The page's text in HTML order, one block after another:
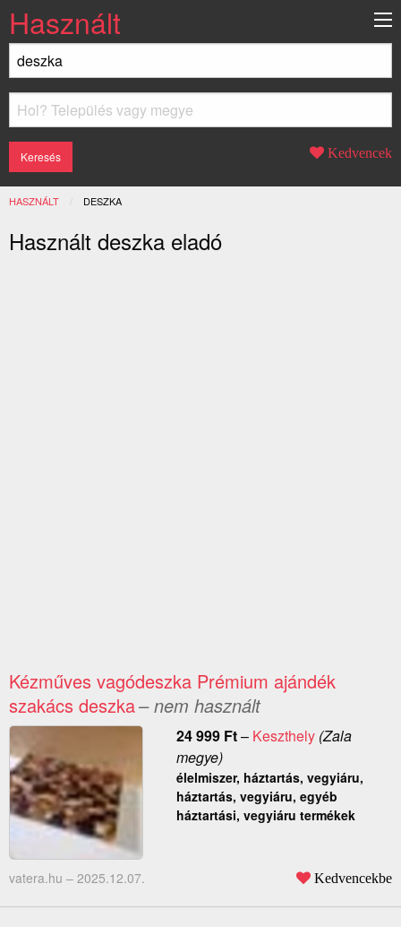
Használt
Kedvencek
HASZNÁLT JELENLEGI:
DESZKA
Használt deszka eladó
Kézműves vagódeszka Prémium ajándék
szakács deszka– nem használt
24 999 Ft– Keszthely(Zala
megye)
élelmiszer, háztartás, vegyiáru,
háztartás, vegyiáru, egyéb
háztartási, vegyiáru termékek
vatera.hu – 2025.12.07. Kedvencekbe